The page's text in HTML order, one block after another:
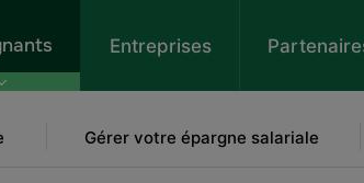
Gérer votre épargne salariale
Entreprises